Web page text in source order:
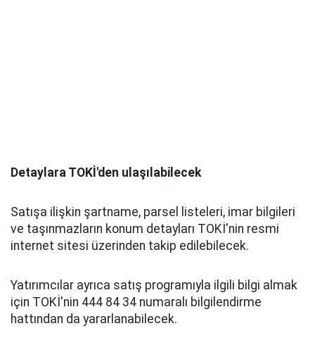
Detaylara TOKİ'den ulaşılabilecek
Satışa ilişkin şartname, parsel listeleri, imar bilgileri
ve taşınmazların konum detayları TOKİ'nin resmi
internet sitesi üzerinden takip edilebilecek.
Yatırımcılar ayrıca satış programıyla ilgili bilgi almak
için TOKİ'nin 444 84 34 numaralı bilgilendirme
hattından da yararlanabilecek.